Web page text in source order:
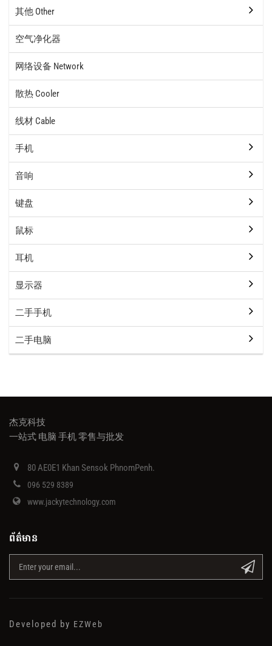
其他 Other
空气净化器
网络设备 Network
散热 Cooler
线材 Cable
手机
音响
键盘
鼠标
耳机
显示器
二手手机
二手电脑
杰克科技
一站式 电脑 手机 零售与批发
80 AE0E1 Khan Sensok PhnomPenh.
096 529 8389
www.jackytechnology.com
ព័ត៌មាន
Developed by EZWeb